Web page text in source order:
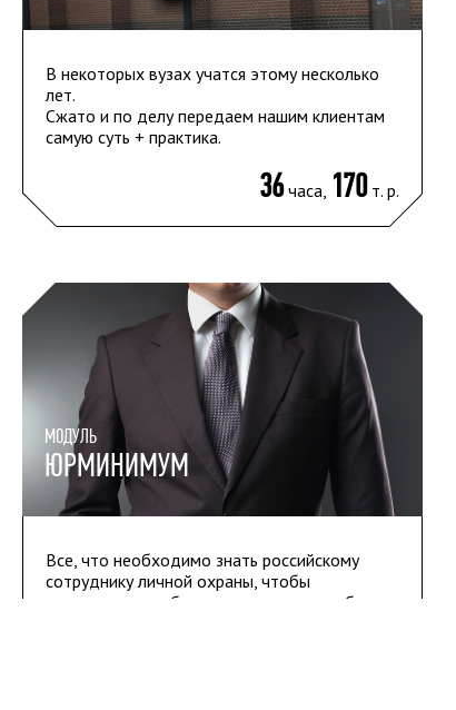
В некоторых вузах учатся этому несколько
лет.
Сжато и по делу передаем нашим клиентам
самую суть + практика.
36часа, 170т. р.
МОДУЛЬ
ЮРМИНИМУМ
Все, что необходимо знать российскому
сотруднику личной охраны, чтобы
оставаться в добром здравии и на свободе.